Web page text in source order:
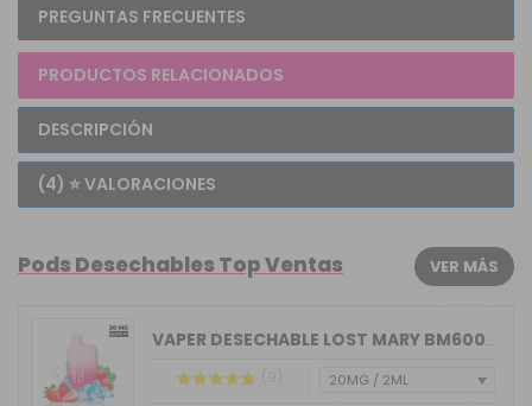
PREGUNTAS FRECUENTES
PRODUCTOS RELACIONADOS
DESCRIPCIÓN
(4) ⭐ VALORACIONES
Pods Desechables Top Ventas VER MÁS
VAPER DESECHABLE LOST MARY BM600 STRA...
(9)